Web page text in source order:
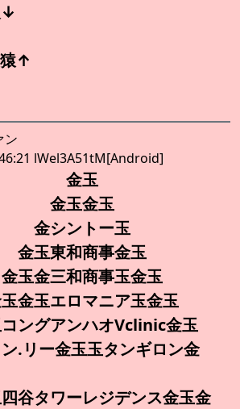
↓
↑
ン
lWel3A51tM[Android]
金玉
トー玉
商事金玉
商事玉金玉
ロマニア玉金玉
アンハオVclinic金玉
金玉玉タンギロン金
タワーレジデンス金玉金